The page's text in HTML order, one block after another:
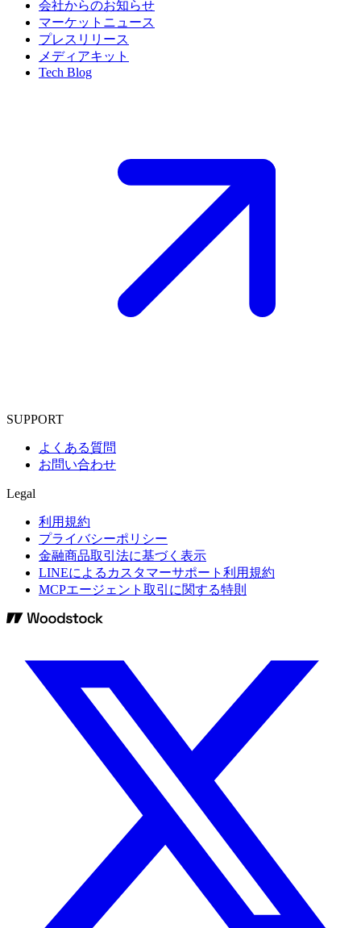
会社からのお知らせ
マーケットニュース
プレスリリース
メディアキット
Tech Blog
SUPPORT
よくある質問
お問い合わせ
Legal
利用規約
プライバシーポリシー
金融商品取引法に基づく表示
LINEによるカスタマーサポート利用規約
MCPエージェント取引に関する特則